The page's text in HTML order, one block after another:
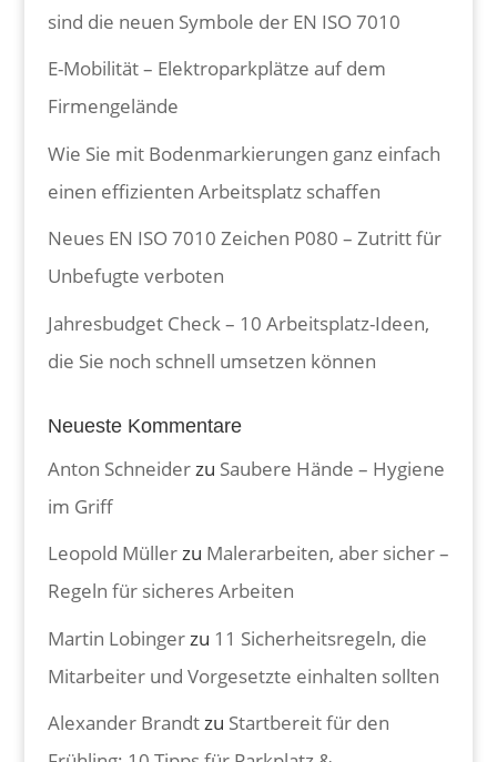
sind die neuen Symbole der EN ISO 7010
E-Mobilität – Elektroparkplätze auf dem
Firmengelände
Wie Sie mit Bodenmarkierungen ganz einfach
einen effizienten Arbeitsplatz schaffen
Neues EN ISO 7010 Zeichen P080 – Zutritt für
Unbefugte verboten
Jahresbudget Check – 10 Arbeitsplatz-Ideen,
die Sie noch schnell umsetzen können
Neueste Kommentare
Anton Schneiderzu Saubere Hände – Hygiene
im Griff
Leopold Müllerzu Malerarbeiten, aber sicher –
Regeln für sicheres Arbeiten
Martin Lobingerzu 11 Sicherheitsregeln, die
Mitarbeiter und Vorgesetzte einhalten sollten
Alexander Brandtzu Startbereit für den